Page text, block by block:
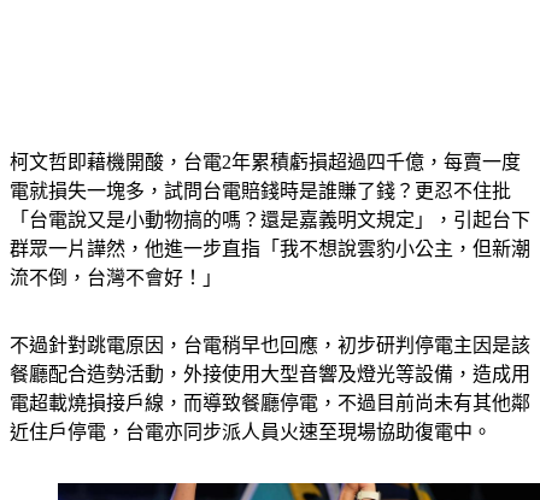
柯文哲即藉機開酸，台電2年累積虧損超過四千億，每賣一度
電就損失一塊多，試問台電賠錢時是誰賺了錢？更忍不住批
「台電說又是小動物搞的嗎？還是嘉義明文規定」，引起台下
群眾一片譁然，他進一步直指「我不想說雲豹小公主，但新潮
流不倒，台灣不會好！」
不過針對跳電原因，台電稍早也回應，初步研判停電主因是該
餐廳配合造勢活動，外接使用大型音響及燈光等設備，造成用
電超載燒損接戶線，而導致餐廳停電，不過目前尚未有其他鄰
近住戶停電，台電亦同步派人員火速至現場協助復電中。